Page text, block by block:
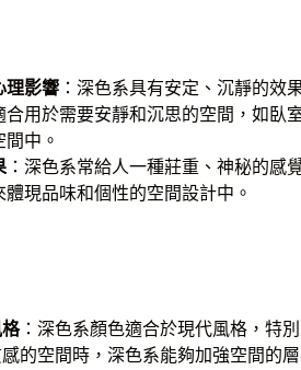
理影響 ：深色系具有安定、沉靜的效
合用於需要安靜和沉思的空間，如臥
中。
：深色系常給人一種莊重、神秘的感
體現品味和個性的空間設計中。
：深色系顏色適合於現代風格，特
感的空間時，深色系能夠加強空間的